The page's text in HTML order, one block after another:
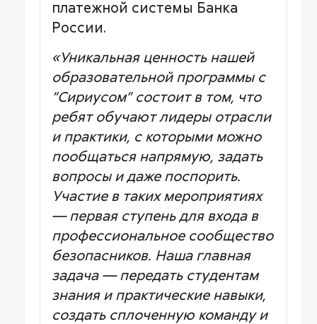
платежной системы Банка
России.
«Уникальная ценность нашей
образовательной программы с
“Сириусом” состоит в том, что
ребят обучают лидеры отрасли
и практики, с которыми можно
пообщаться напрямую, задать
вопросы и даже поспорить.
Участие в таких мероприятиях
— первая ступень для входа в
профессиональное сообщество
безопасников. Наша главная
задача — передать студентам
знания и практические навыки,
создать сплоченную команду и